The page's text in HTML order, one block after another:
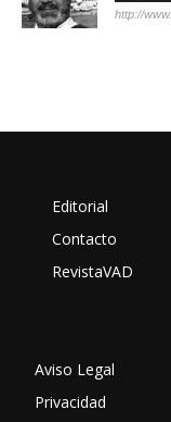
http://
Editorial
Contacto
RevistaVAD
Aviso Legal
Privacidad